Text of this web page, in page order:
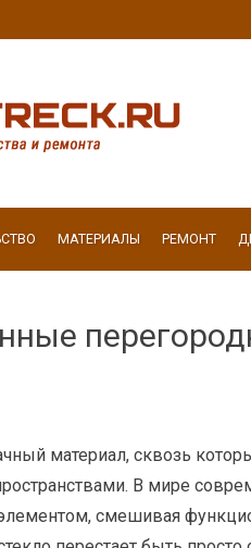
МАТЕРИАЛЫ РЕМОНТ
материал, сквозь
В мире
смешивая